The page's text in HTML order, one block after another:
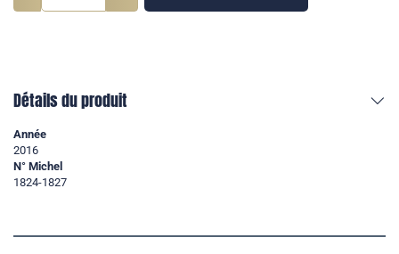
Détails du produit
Année
2016
N° Michel
1824-1827